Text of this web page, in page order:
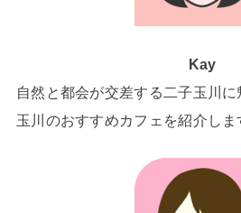
Kay
自然と都会が交差する二子玉川
玉川のおすすめカフェを紹介しま